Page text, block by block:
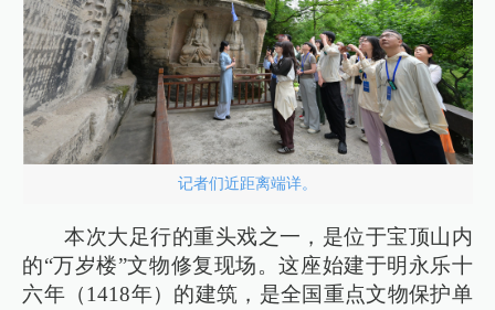
记者们近距离端详。
本次大足行的重头戏之一，是位于宝顶山内
的“万岁楼”文物修复现场。这座始建于明永乐十
六年（1418年）的建筑，是全国重点文物保护单